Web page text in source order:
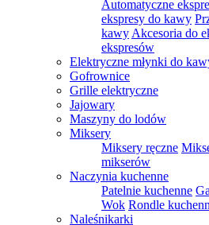
Automatyczne
ekspresy do kawy
kawy Akcesoria do
ekspresów
Elektryczne młynki do
Gofrownice
Grille elektryczne
Jajowary
Maszyny do lodów
Miksery
Miksery ręczne
mikserów
Naczynia kuchenne
Patelnie kuchenne
Wok Rondle
Naleśnikarki